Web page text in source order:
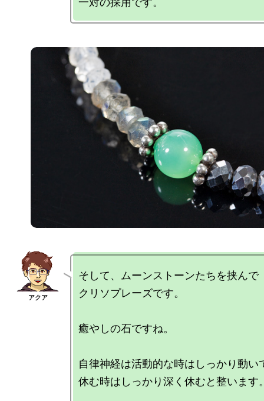
そして、ムーンストーンたちを挟んで
クリソプレーズです。
癒やしの石ですね。
自律神経は活動的な時はしっかり動い
休む時はしっかり深く休むと整います